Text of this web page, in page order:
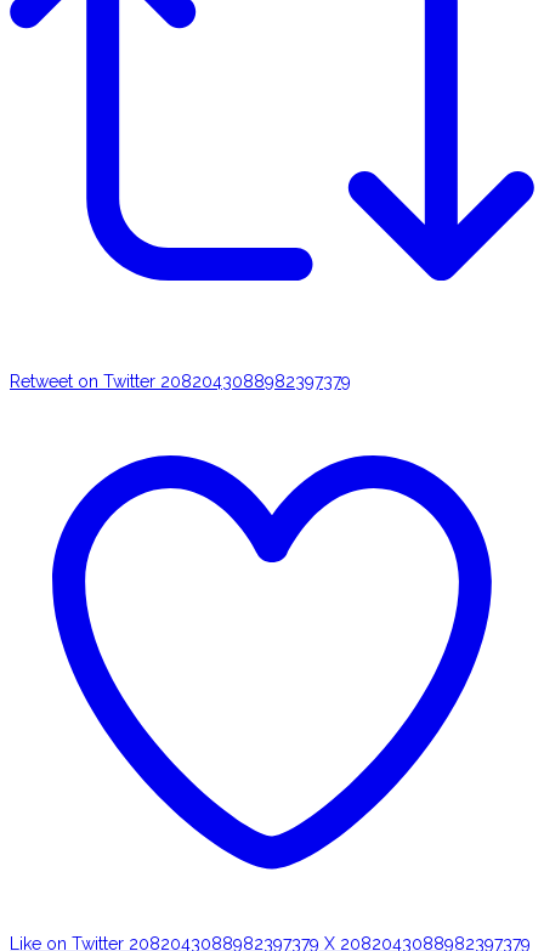
Retweet on Twitter 2082043088982397379
Like on Twitter 2082043088982397379 X 2082043088982397379